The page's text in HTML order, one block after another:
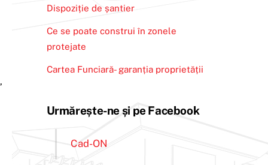
Dispoziție de șantier
Ce se poate construi în zonele
protejate
Cartea Funciară- garanția proprietății
Urmărește-ne și pe Facebook
Cad-ON